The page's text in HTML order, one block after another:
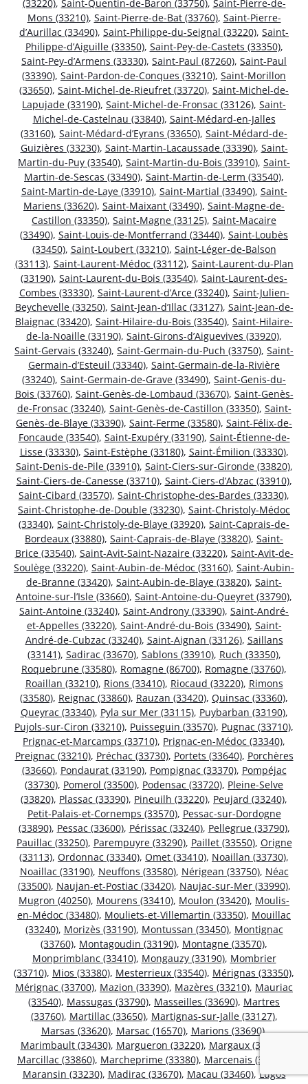
(33220), Saint-Quentin-de-Baron (33750), Saint-Pierre-de-
Mons (33210), Saint-Pierre-de-Bat (33760), Saint-Pierre-
d’Aurillac (33490), Saint-Philippe-du-Seignal (33220), Saint-
Philippe-d’Aiguille (33350), Saint-Pey-de-Castets (33350),
Saint-Pey-d’Armens (33330), Saint-Paul (87260), Saint-Paul
(33390), Saint-Pardon-de-Conques (33210), Saint-Morillon
(33650), Saint-Michel-de-Rieufret (33720), Saint-Michel-de-
Lapujade (33190), Saint-Michel-de-Fronsac (33126), Saint-
Michel-de-Castelnau (33840), Saint-Médard-en-Jalles
(33160), Saint-Médard-d’Eyrans (33650), Saint-Médard-de-
Guizières (33230), Saint-Martin-Lacaussade (33390), Saint-
Martin-du-Puy (33540), Saint-Martin-du-Bois (33910), Saint-
Martin-de-Sescas (33490), Saint-Martin-de-Lerm (33540),
Saint-Martin-de-Laye (33910), Saint-Martial (33490), Saint-
Mariens (33620), Saint-Maixant (33490), Saint-Magne-de-
Castillon (33350), Saint-Magne (33125), Saint-Macaire
(33490), Saint-Louis-de-Montferrand (33440), Saint-Loubès
(33450), Saint-Loubert (33210), Saint-Léger-de-Balson
(33113), Saint-Laurent-Médoc (33112), Saint-Laurent-du-Plan
(33190), Saint-Laurent-du-Bois (33540), Saint-Laurent-des-
Combes (33330), Saint-Laurent-d’Arce (33240), Saint-Julien-
Beychevelle (33250), Saint-Jean-d’Illac (33127), Saint-Jean-de-
Blaignac (33420), Saint-Hilaire-du-Bois (33540), Saint-Hilaire-
de-la-Noaille (33190), Saint-Girons-d’Aiguevives (33920),
Saint-Gervais (33240), Saint-Germain-du-Puch (33750), Saint-
Germain-d’Esteuil (33340), Saint-Germain-de-la-Rivière
(33240), Saint-Germain-de-Grave (33490), Saint-Genis-du-
Bois (33760), Saint-Genès-de-Lombaud (33670), Saint-Genès-
de-Fronsac (33240), Saint-Genès-de-Castillon (33350), Saint-
Genès-de-Blaye (33390), Saint-Ferme (33580), Saint-Félix-de-
Foncaude (33540), Saint-Exupéry (33190), Saint-Étienne-de-
Lisse (33330), Saint-Estèphe (33180), Saint-Émilion (33330),
Saint-Denis-de-Pile (33910), Saint-Ciers-sur-Gironde (33820),
Saint-Ciers-de-Canesse (33710), Saint-Ciers-d’Abzac (33910),
Saint-Cibard (33570), Saint-Christophe-des-Bardes (33330),
Saint-Christophe-de-Double (33230), Saint-Christoly-Médoc
(33340), Saint-Christoly-de-Blaye (33920), Saint-Caprais-de-
Bordeaux (33880), Saint-Caprais-de-Blaye (33820), Saint-
Brice (33540), Saint-Avit-Saint-Nazaire (33220), Saint-Avit-de-
Soulège (33220), Saint-Aubin-de-Médoc (33160), Saint-Aubin-
de-Branne (33420), Saint-Aubin-de-Blaye (33820), Saint-
Antoine-sur-l’Isle (33660), Saint-Antoine-du-Queyret (33790),
Saint-Antoine (33240), Saint-Androny (33390), Saint-André-
et-Appelles (33220), Saint-André-du-Bois (33490), Saint-
André-de-Cubzac (33240), Saint-Aignan (33126), Saillans
(33141), Sadirac (33670), Sablons (33910), Ruch (33350),
Roquebrune (33580), Romagne (86700), Romagne (33760),
Roaillan (33210), Rions (33410), Riocaud (33220), Rimons
(33580), Reignac (33860), Rauzan (33420), Quinsac (33360),
Queyrac (33340), Pyla sur Mer (33115), Puybarban (33190),
Pujols-sur-Ciron (33210), Puisseguin (33570), Pugnac (33710),
Prignac-et-Marcamps (33710), Prignac-en-Médoc (33340),
Preignac (33210), Préchac (33730), Portets (33640), Porchères
(33660), Pondaurat (33190), Pompignac (33370), Pompéjac
(33730), Pomerol (33500), Podensac (33720), Pleine-Selve
(33820), Plassac (33390), Pineuilh (33220), Peujard (33240),
Petit-Palais-et-Cornemps (33570), Pessac-sur-Dordogne
(33890), Pessac (33600), Périssac (33240), Pellegrue (33790),
Pauillac (33250), Parempuyre (33290), Paillet (33550), Origne
(33113), Ordonnac (33340), Omet (33410), Noaillan (33730),
Noaillac (33190), Neuffons (33580), Nérigean (33750), Néac
(33500), Naujan-et-Postiac (33420), Naujac-sur-Mer (33990),
Mugron (40250), Mourens (33410), Moulon (33420), Moulis-
en-Médoc (33480), Mouliets-et-Villemartin (33350), Mouillac
(33240), Morizès (33190), Montussan (33450), Montignac
(33760), Montagoudin (33190), Montagne (33570),
Monprimblanc (33410), Mongauzy (33190), Mombrier
(33710), Mios (33380), Mesterrieux (33540), Mérignas (33350),
Mérignac (33700), Mazion (33390), Mazères (33210), Mauriac
(33540), Massugas (33790), Masseilles (33690), Martres
(33760), Martillac (33650), Martignas-sur-Jalle (33127),
Marsas (33620), Marsac (16570), Marions (33690),
Marimbault (33430), Margueron (33220), Margaux (33460)
Marcillac (33860), Marcheprime (33380), Marcenais (33620)
Maransin (33230), Madirac (33670), Macau (33460),Lugos